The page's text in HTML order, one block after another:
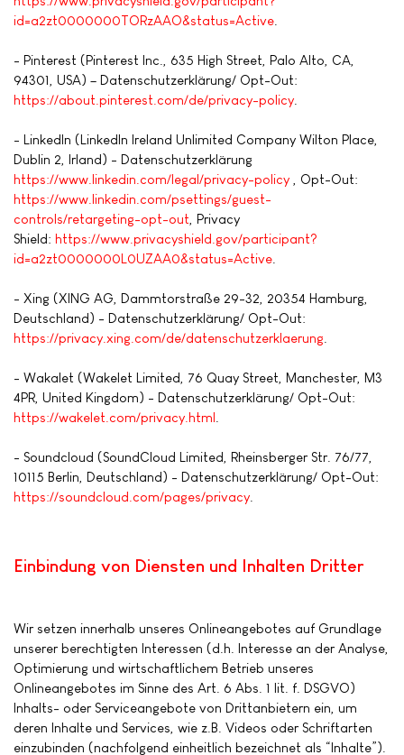
id=a2zt0000000TORzAAO&status=Active
- Pinterest (Pinterest Inc., 635 High Street, Palo Alto, CA,
94301, USA) – Datenschutzerklärung/ Opt-Out:
https://about.pinterest.com/de/privacy-policy
- LinkedIn (LinkedIn Ireland Unlimited Company Wilton Place,
Dublin 2, Irland) - Datenschutzerklärung
https://www.linkedin.com/legal/privacy-policy , Opt-Out:
https://www.linkedin.com/psettings/guest-
controls/retargeting-opt-out , Privacy
Shield: https://www.privacyshield.gov/participant?
id=a2zt0000000L0UZAA0&status=Active
- Xing (XING AG, Dammtorstraße 29-32, 20354 Hamburg,
Deutschland) - Datenschutzerklärung/ Opt-Out:
https://privacy.xing.com/de/datenschutzerklaerung
- Wakalet (Wakelet Limited, 76 Quay Street, Manchester, M3
4PR, United Kingdom) - Datenschutzerklärung/ Opt-Out:
https://wakelet.com/privacy.html
- Soundcloud (SoundCloud Limited, Rheinsberger Str. 76/77,
10115 Berlin, Deutschland) - Datenschutzerklärung/ Opt-Out:
https://soundcloud.com/pages/privacy
Einbindung von Diensten und Inhalten Dritter
Wir setzen innerhalb unseres Onlineangebotes auf Grundlage
unserer berechtigten Interessen (d.h. Interesse an der Analyse,
Optimierung und wirtschaftlichem Betrieb unseres
Onlineangebotes im Sinne des Art. 6 Abs. 1 lit. f. DSGVO)
Inhalts- oder Serviceangebote von Drittanbietern ein, um
deren Inhalte und Services, wie z.B. Videos oder Schriftarten
einzubinden (nachfolgend einheitlich bezeichnet als “Inhalte”).